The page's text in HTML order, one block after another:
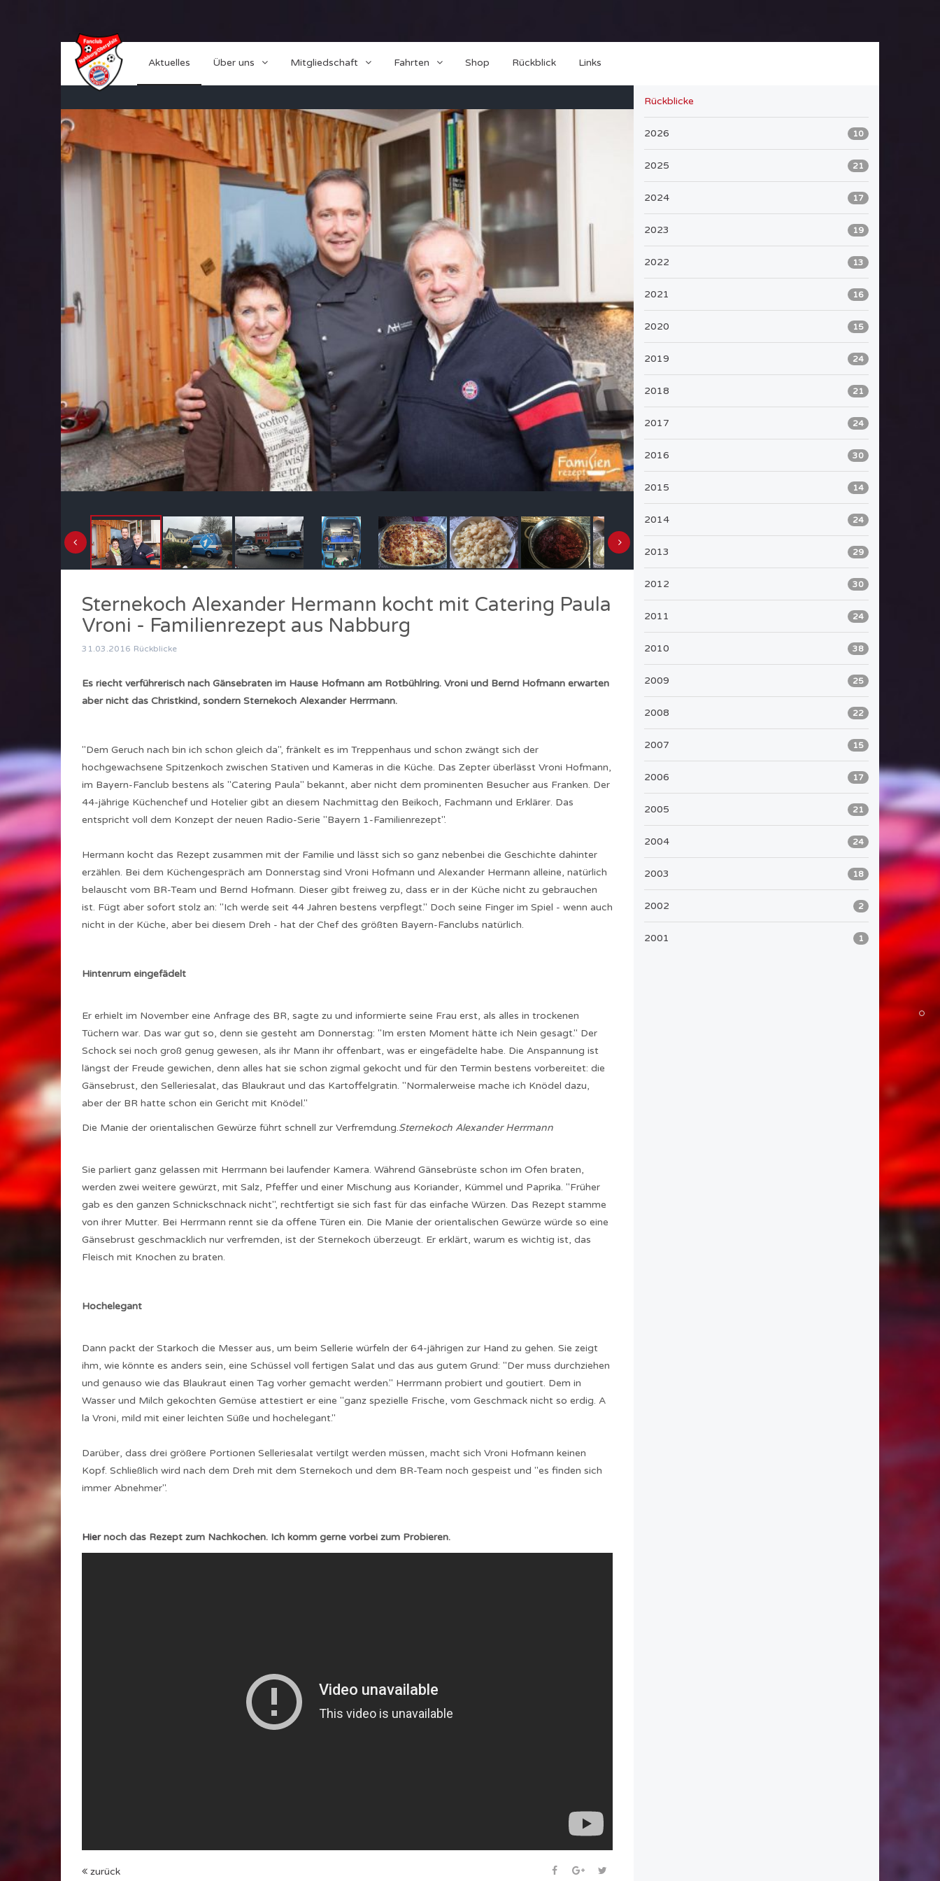
Aktuelles Über uns Mitgliedschaft Fahrten Shop Rückblick Links
Rückblicke
2026 10
2025 21
2024 17
2023 19
2022 13
2021 16
2020 15
2019 24
2018 21
2017 24
2016 30
2015 14
2014 24
2013 29
2012 30
2011 24
2010 38
2009 25
2008 22
2007 15
2006 17
2005 21
2004 24
2003 18
2002 2
2001 1
Sternekoch Alexander Hermann kocht mit Catering Paula
Vroni - Familienrezept aus Nabburg
31.03.2016 Rückblicke
Es riecht verführerisch nach Gänsebraten im Hause Hofmann am Rotbühlring. Vroni und Bernd Hofmann erwarten
aber nicht das Christkind, sondern Sternekoch Alexander Herrmann.
"Dem Geruch nach bin ich schon gleich da", fränkelt es im Treppenhaus und schon zwängt sich der
hochgewachsene Spitzenkoch zwischen Stativen und Kameras in die Küche. Das Zepter überlässt Vroni Hofmann,
im Bayern-Fanclub bestens als "Catering Paula" bekannt, aber nicht dem prominenten Besucher aus Franken. Der
44-jährige Küchenchef und Hotelier gibt an diesem Nachmittag den Beikoch, Fachmann und Erklärer. Das
entspricht voll dem Konzept der neuen Radio-Serie "Bayern 1-Familienrezept".
Hermann kocht das Rezept zusammen mit der Familie und lässt sich so ganz nebenbei die Geschichte dahinter
erzählen. Bei dem Küchengespräch am Donnerstag sind Vroni Hofmann und Alexander Hermann alleine, natürlich
belauscht vom BR-Team und Bernd Hofmann. Dieser gibt freiweg zu, dass er in der Küche nicht zu gebrauchen
ist. Fügt aber sofort stolz an: "Ich werde seit 44 Jahren bestens verpflegt." Doch seine Finger im Spiel - wenn auch
nicht in der Küche, aber bei diesem Dreh - hat der Chef des größten Bayern-Fanclubs natürlich.
Hintenrum eingefädelt
Er erhielt im November eine Anfrage des BR, sagte zu und informierte seine Frau erst, als alles in trockenen
Tüchern war. Das war gut so, denn sie gesteht am Donnerstag: "Im ersten Moment hätte ich Nein gesagt." Der
Schock sei noch groß genug gewesen, als ihr Mann ihr offenbart, was er eingefädelte habe. Die Anspannung ist
längst der Freude gewichen, denn alles hat sie schon zigmal gekocht und für den Termin bestens vorbereitet: die
Gänsebrust, den Selleriesalat, das Blaukraut und das Kartoffelgratin. "Normalerweise mache ich Knödel dazu,
aber der BR hatte schon ein Gericht mit Knödel."
Die Manie der orientalischen Gewürze führt schnell zur Verfremdung.Sternekoch Alexander Herrmann
Sie parliert ganz gelassen mit Herrmann bei laufender Kamera. Während Gänsebrüste schon im Ofen braten,
werden zwei weitere gewürzt, mit Salz, Pfeffer und einer Mischung aus Koriander, Kümmel und Paprika. "Früher
gab es den ganzen Schnickschnack nicht", rechtfertigt sie sich fast für das einfache Würzen. Das Rezept stamme
von ihrer Mutter. Bei Herrmann rennt sie da offene Türen ein. Die Manie der orientalischen Gewürze würde so eine
Gänsebrust geschmacklich nur verfremden, ist der Sternekoch überzeugt. Er erklärt, warum es wichtig ist, das
Fleisch mit Knochen zu braten.
Hochelegant
Dann packt der Starkoch die Messer aus, um beim Sellerie würfeln der 64-jährigen zur Hand zu gehen. Sie zeigt
ihm, wie könnte es anders sein, eine Schüssel voll fertigen Salat und das aus gutem Grund: "Der muss durchziehen
und genauso wie das Blaukraut einen Tag vorher gemacht werden." Herrmann probiert und goutiert. Dem in
Wasser und Milch gekochten Gemüse attestiert er eine "ganz spezielle Frische, vom Geschmack nicht so erdig. A
la Vroni, mild mit einer leichten Süße und hochelegant."
Darüber, dass drei größere Portionen Selleriesalat vertilgt werden müssen, macht sich Vroni Hofmann keinen
Kopf. Schließlich wird nach dem Dreh mit dem Sternekoch und dem BR-Team noch gespeist und "es finden sich
immer Abnehmer".
Hiernoch das Rezept zum Nachkochen. Ich komm gerne vorbei zum Probieren.
zurück